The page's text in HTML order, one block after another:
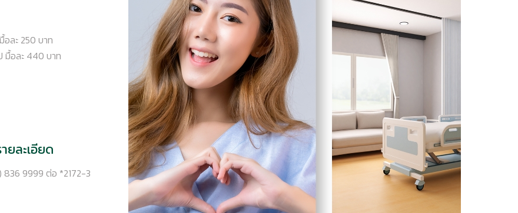
อละ 250 บาท
มื้อละ 440 บาท
ยละเอียด
836 9999 ต่อ *2172-3